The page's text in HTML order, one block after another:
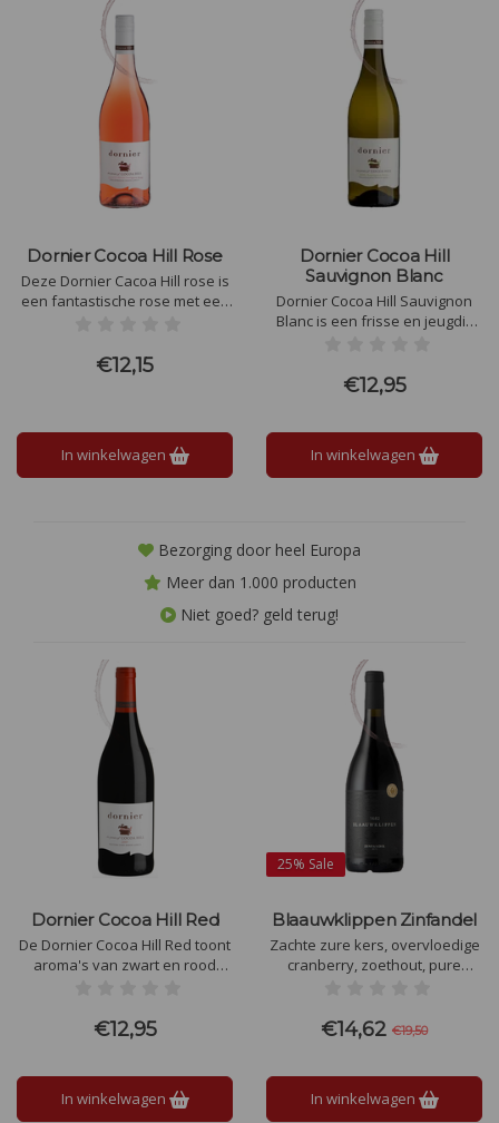
Dornier Cocoa Hill Rose
Deze Dornier Cacoa Hill rose is
een fantastische rose met een
Levendige wijn met een zacht
zuurgraad en smaken van
€12,15
In winkelwagen
Dornier Cocoa Hill
Sauvignon Blanc
Dornier Cocoa Hill Sauvignon
Blanc is een frisse en jeugdig
zachte zuurgraad. Aroma's van
ananas, limoen en groen
€12,95
In winkelwagen
Bezorging door heel Europa
Meer dan 1.000 producten
Niet goed? geld terug!
Dornier Cocoa Hill Red
De Dornier Cocoa Hill Red toont
aroma's van zwart en rood
en goed uitgebalanceerd met
puur fruit, frisse zuren en fijne
€12,95
In winkelwagen
25% Sale
Blaauwklippen Zinfandel
Zachte zure kers, overvloedige
cranberry, zoethout, pure
delicate bloemige tonen. Een
hartige wijn met krijtachtige
€14,62 €19,50
In winkelwagen